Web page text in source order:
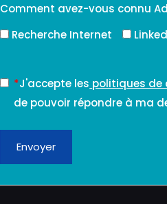
Comment avez-vous connu
Recherche Internet
*J'accepte les politiques
de pouvoir répondre à ma
Envoyer